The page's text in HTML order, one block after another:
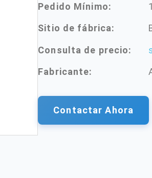
Pedido Mínimo:
Sitio de fábrica:
Consulta de precio:
Fabricante:
Contactar Ahora